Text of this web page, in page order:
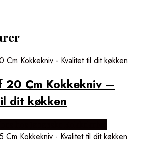
20 Cm Kokkekniv –
dit køkken